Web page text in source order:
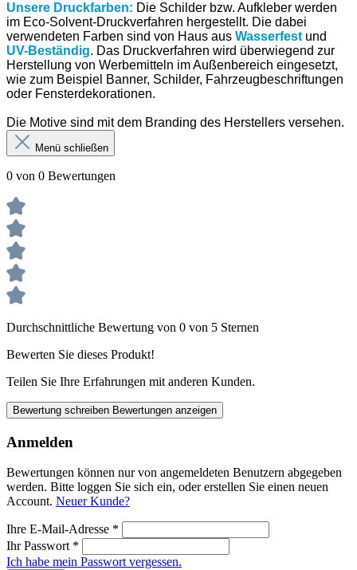
Unsere Druckfarben: Die Schilder bzw. Aufkleber werden
im Eco-Solvent-Druckverfahren hergestellt. Die dabei
verwendeten Farben sind von Haus aus Wasserfest und
UV-Beständig. Das Druckverfahren wird überwiegend zur
Herstellung von Werbemitteln im Außenbereich eingesetzt,
wie zum Beispiel Banner, Schilder, Fahrzeugbeschriftungen
oder Fensterdekorationen.
Die Motive sind mit dem Branding des Herstellers versehen.
Menü schließen
0 von 0 Bewertungen
Durchschnittliche Bewertung von 0 von 5 Sternen
Bewerten Sie dieses Produkt!
Teilen Sie Ihre Erfahrungen mit anderen Kunden.
Bewertung schreiben Bewertungen anzeigen
Anmelden
Bewertungen können nur von angemeldeten Benutzern abgegeben
werden. Bitte loggen Sie sich ein, oder erstellen Sie einen neuen
Account. Neuer Kunde?
Ihre E-Mail-Adresse *
Ihr Passwort *
Ich habe mein Passwort vergessen.